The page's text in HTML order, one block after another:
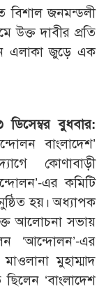
বিশাল জনমন্ডলী
উক্ত দাবীর প্রতি
এলাকা জুড়ে এক
ডিসেম্বর বুধবার:
বাংলাদেশ’
কোণাবাড়ী
এর কমিটি
হয়। অধ্যাপক
আলোচনা সভায়
‘আন্দোলন’-এর
মুহাম্মাদ
‘বাংলাদেশ